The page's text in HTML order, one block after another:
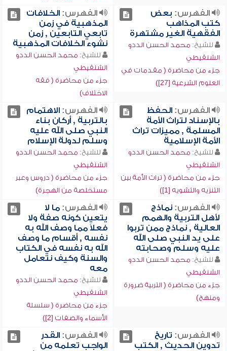
الفهرس: بعض
كتب المذاهب
الفقهية الغير مشتهرة
للشيخ: محمد الحسن الددو
الشنقيطي
جزء من محاضرة ( مقدمات في
العلوم الشرعية [27])
الفهرس:الخلافات
المذهبية في زمن
تابعي التابعين , زمن
نشوء الخلافات المذهبية
للشيخ: محمد الحسن الددو
الشنقيطي
جزء من محاضرة ( فقه
الاختلاف)
الفهرس:الحفظ
بالإسناد لتراث الأمة
المسلمة , مميزات تراث
الأمة الإسلامية
للشيخ: محمد الحسن الددو
الشنقيطي
جزء من محاضرة ( تراث الأمة بين
التنزيه والتشويه [1])
الفهرس:الاهتمام
بالتربية , أركان بناء
النبي صلى الله عليه
وسلم لدولة الإسلام
للشيخ: محمد الحسن الددو
الشنقيطي
جزء من محاضرة ( دروس وعبر
مستخلصة من الهجرة)
الفهرس:نماذج
لأهل التربية والهمم
العالية , نماذج ممن تربوا
على يد النبي صلى الله
عليه وسلم وصحابته
للشيخ: محمد الحسن الددو
الشنقيطي
جزء من محاضرة ( التربية ضرورة
ومنهج)
الفهرس:ما لا
يتعين كونه صفة ولا
فعلاً مما وصف الله به
نفسه , أقسام ما وصف
الله به نفسه في الكتاب
والسنة وكيف نتعامل
معه
للشيخ: محمد الحسن الددو
الشنقيطي
جزء من محاضرة ( سلسلة
الأسماء والصفات [2])
الفهرس: تاريخ
تدوين الحديث , الكتب
الفهرس:القدر
الواجب تعلمه من